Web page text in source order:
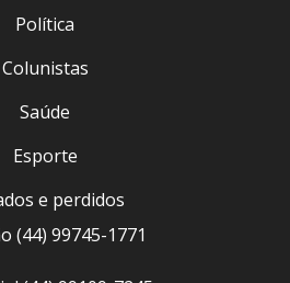
Política
Colunistas
Saúde
Esporte
e perdidos
(44) 99745-1771